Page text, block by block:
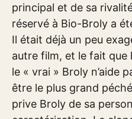
principal et de sa
réservé à Bio-Broly a
Il était déjà un peu
autre film, et le fait que
le « vrai » Broly n’aide
être le plus grand
prive Broly de sa